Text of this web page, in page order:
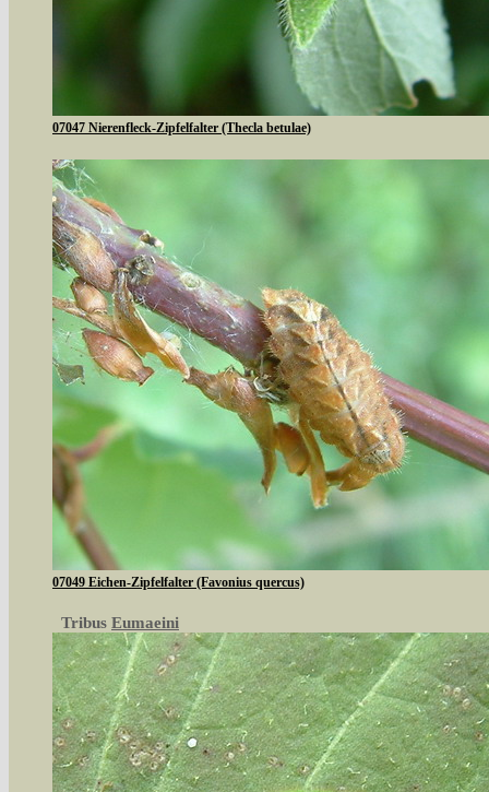
07047 Nierenfleck-Zipfelfalter (Thecla betulae)
07049 Eichen-Zipfelfalter (Favonius quercus)
Tribus Eumaeini